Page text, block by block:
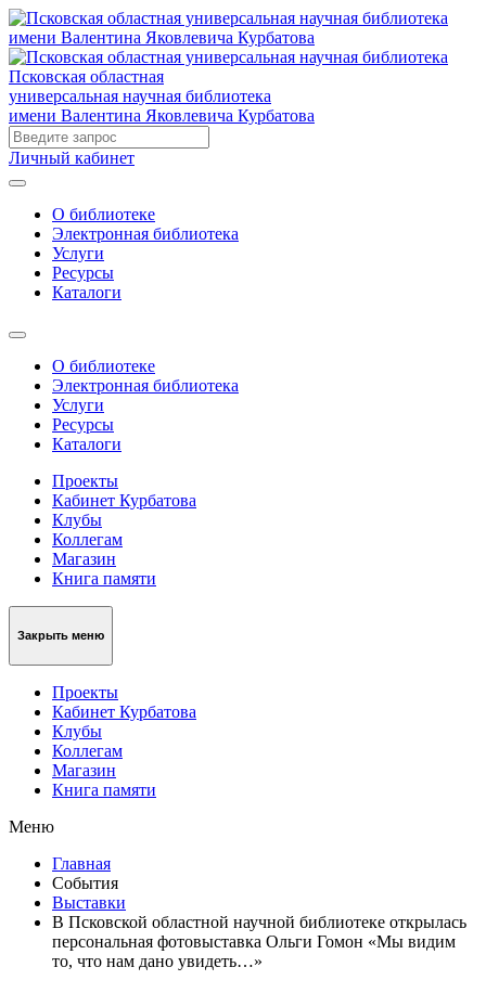
Псковская областная
универсальная научная библиотека
имени Валентина Яковлевича Курбатова
Личный кабинет
О библиотеке
Электронная библиотека
Услуги
Ресурсы
Каталоги
О библиотеке
Электронная библиотека
Услуги
Ресурсы
Каталоги
Проекты
Кабинет Курбатова
Клубы
Коллегам
Магазин
Книга памяти
Закрыть меню
Проекты
Кабинет Курбатова
Клубы
Коллегам
Магазин
Книга памяти
Меню
Главная
События
Выставки
В Псковской областной научной библиотеке открылась
персональная фотовыставка Ольги Гомон «Мы видим
то, что нам дано увидеть…»